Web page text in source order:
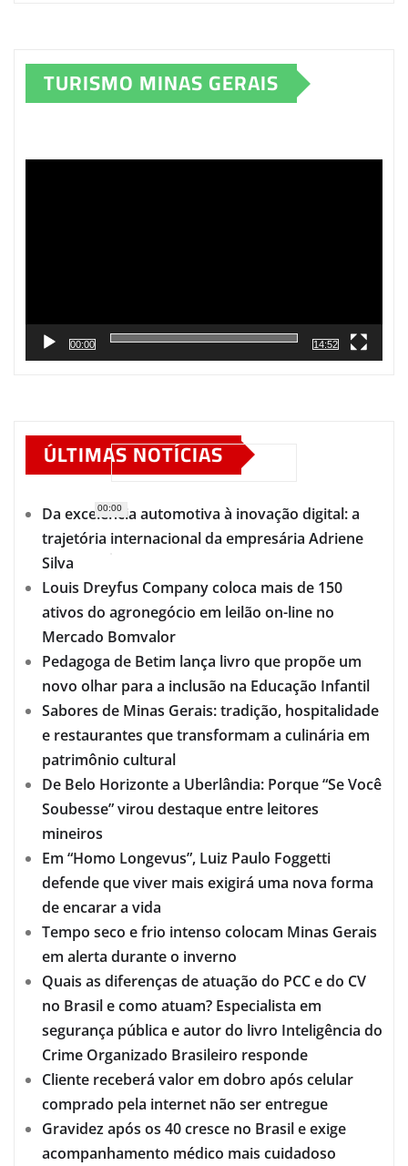
TURISMO MINAS GERAIS
00:00
00:00
14:52
ÚLTIMAS NOTÍCIAS
Da excelência automotiva à inovação digital: a
trajetória internacional da empresária Adriene
Silva
Louis Dreyfus Company coloca mais de 150
ativos do agronegócio em leilão on-line no
Mercado Bomvalor
Pedagoga de Betim lança livro que propõe um
novo olhar para a inclusão na Educação Infantil
Sabores de Minas Gerais: tradição, hospitalidade
e restaurantes que transformam a culinária em
patrimônio cultural
De Belo Horizonte a Uberlândia: Porque “Se Você
Soubesse” virou destaque entre leitores
mineiros
Em “Homo Longevus”, Luiz Paulo Foggetti
defende que viver mais exigirá uma nova forma
de encarar a vida
Tempo seco e frio intenso colocam Minas Gerais
em alerta durante o inverno
Quais as diferenças de atuação do PCC e do CV
no Brasil e como atuam? Especialista em
segurança pública e autor do livro Inteligência do
Crime Organizado Brasileiro responde
Cliente receberá valor em dobro após celular
comprado pela internet não ser entregue
Gravidez após os 40 cresce no Brasil e exige
acompanhamento médico mais cuidadoso